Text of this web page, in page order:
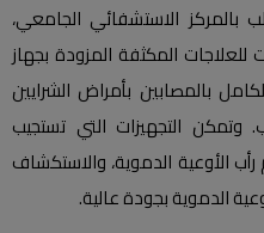
الاستشفائي الجامعي،
المكثفة المزودة بجهاز
بالمصابين بأمراض الشرايين
وتمكن التجهيزات التي تستجيب
رأب الأوعية الدموية، والاستكشاف
الدموية بجودة عالية.